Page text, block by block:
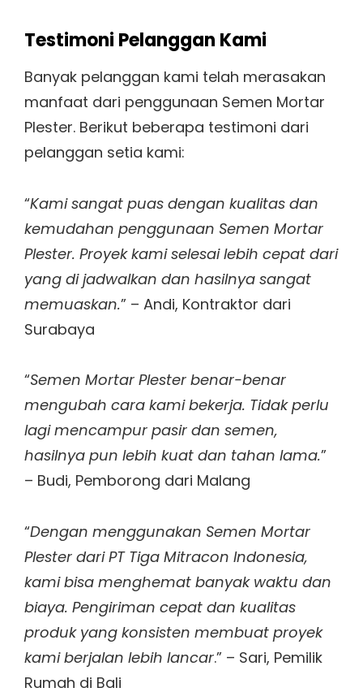
Testimoni Pelanggan Kami
Banyak pelanggan kami telah merasakan
manfaat dari penggunaan Semen Mortar
Plester. Berikut beberapa testimoni dari
pelanggan setia kami:
“Kami sangat puas dengan kualitas dan
kemudahan penggunaan Semen Mortar
Plester. Proyek kami selesai lebih cepat dari
yang di jadwalkan dan hasilnya sangat
memuaskan.” – Andi, Kontraktor dari
Surabaya
“Semen Mortar Plester benar-benar
mengubah cara kami bekerja. Tidak perlu
lagi mencampur pasir dan semen,
hasilnya pun lebih kuat dan tahan lama.”
– Budi, Pemborong dari Malang
“Dengan menggunakan Semen Mortar
Plester dari PT Tiga Mitracon Indonesia,
kami bisa menghemat banyak waktu dan
biaya. Pengiriman cepat dan kualitas
produk yang konsisten membuat proyek
kami berjalan lebih lancar.” – Sari, Pemilik
Rumah di Bali